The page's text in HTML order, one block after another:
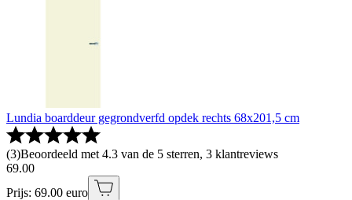
Lundia boarddeur gegrondverfd opdek rechts 68x201,5 cm
(3)Beoordeeld met 4.3 van de 5 sterren, 3 klantreviews
69.00
Prijs: 69.00 euro